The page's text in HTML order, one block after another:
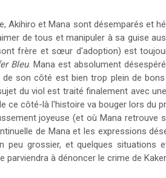
Akihiro et Mana sont désemparés et
de tous et manipuler à sa guise
frère et sœur d'adoption) est
Bleu. Mana est absolument
de son côté est bien trop plein de
du viol est traité finalement avec
ce côté-là l'histoire va bouger lors du
joyeuse (et où Mana retrouve
de Mana et les expressions
peu grossier, et quelques situations
parviendra à dénoncer le crime de